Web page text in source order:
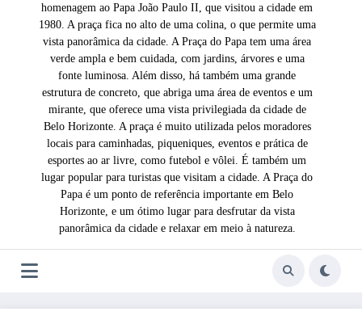
homenagem ao Papa João Paulo II, que visitou a cidade em
1980. A praça fica no alto de uma colina, o que permite uma
vista panorâmica da cidade. A Praça do Papa tem uma área
verde ampla e bem cuidada, com jardins, árvores e uma
fonte luminosa. Além disso, há também uma grande
estrutura de concreto, que abriga uma área de eventos e um
mirante, que oferece uma vista privilegiada da cidade de
Belo Horizonte. A praça é muito utilizada pelos moradores
locais para caminhadas, piqueniques, eventos e prática de
esportes ao ar livre, como futebol e vôlei. É também um
lugar popular para turistas que visitam a cidade. A Praça do
Papa é um ponto de referência importante em Belo
Horizonte, e um ótimo lugar para desfrutar da vista
panorâmica da cidade e relaxar em meio à natureza.